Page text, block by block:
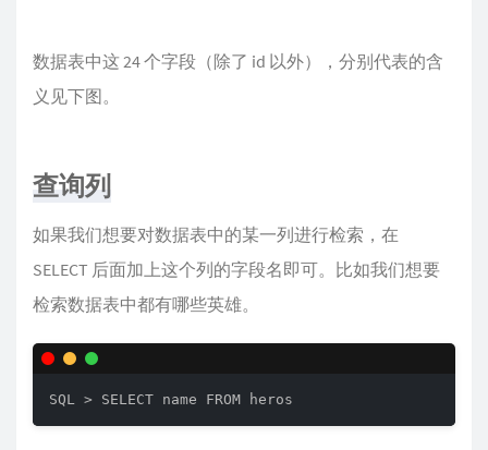
数据表中这 24 个字段（除了 id 以外），分别代表的含
义见下图。
查询列
如果我们想要对数据表中的某一列进行检索，在
SELECT 后面加上这个列的字段名即可。比如我们想要
检索数据表中都有哪些英雄。
SQL > SELECT name FROM heros